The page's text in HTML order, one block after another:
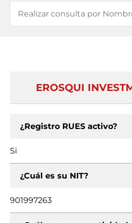
EROSQUI
¿Registro RUES activo?
Si
¿Cuál es su NIT?
901997263